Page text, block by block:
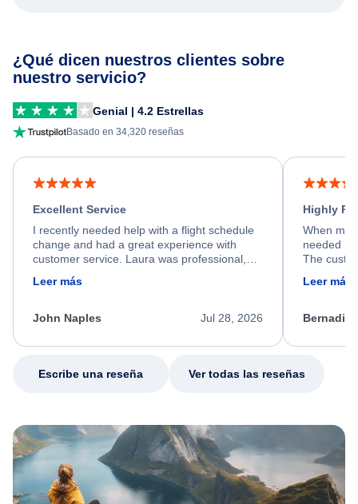
¿Qué dicen nuestros clientes sobre
nuestro servicio?
Genial | 4.2 Estrellas
Basado en 34,320 reseñas
Excellent Service
I recently needed help with a flight schedule
change and had a great experience with
customer service. Laura was professional,
friendly, and very helpful throughout the
process. She quickly found a solution and
appreciate her excellent service.
Leer más
Jul 28, 2026
John Naples
Highly
When my
needed
The
calm,
my issue.
Leer más
Escribe una reseña Ver todas las reseñas